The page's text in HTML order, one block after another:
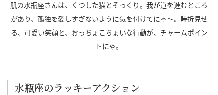
肌の水瓶座さんは、くつした猫とそっくり。我が道を進むところ
があり、孤独を愛しすぎないように気を付けてにゃ～。時折見せ
る、可愛い笑顔と、おっちょこちょいな行動が、チャームポイン
トにゃ。
水瓶座のラッキーアクション